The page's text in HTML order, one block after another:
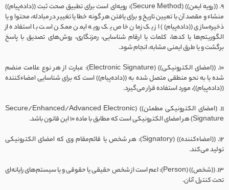
9. ((رویه ایمن)) (Secure Method): رویه‌ای است برای تطبیق صحت ثبت ((داده‌پیام))
منشاء و مقصد آن با تعیین تاریخ و برای یافتن هر گونه خطا یا تغییر در مبادله، محتوا و یا
ذخیره‌سازی ((داده‌پیام)) از یک زمان خاص یک رویه ایمن ممکن است با استفاده از
الگوریتم‌ها یا کدها، کلمات یا ارقام شناسایی، رمزنگاری،‌ روش‌های تصدیق با پاسخ
برگشت و یا طرق ایمنی مشابه، انجام شود.
10. ((امضای الکترونیکی)) (Electronic Signature): عبارت از هر نوع علامت منضم
شده یا به نحو منطقی متصل شده به ((داده‌‌پیام)) است که برای شناسایی امضاء‌کننده
((داده‌‌پیام))، مورد استفاده قرار می‌گیرد.
11. (امضای الکترونیکی مطمئن)) (Secure/Enhanced/Advanced Electronic
Signature) هر امضای الکترونیکی است که مطابق با ماده ۱۰ این قانون باشد.
12. ((امضاء‌کننده)) (Signatory): هر شخص یا قائم‌مقام وی که امضای الکترونیکی
تولید می‌کند.
13. ((شخص)) (Person): اعم است از شخص حقیقی یا حقوقی و یا سیستم‌های رایانه‌ای
تحت کنترل آنان.